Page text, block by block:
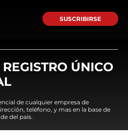
SUSCRIBIRSE
ÚNICO
de cualquier empresa de
teléfono, y mas en la base de
del país.